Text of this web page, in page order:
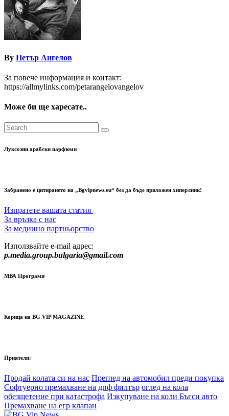
By Петър Ангелов
За повече информация и контакт:
https://allmylinks.com/petarangelovangelov
Може би ще харесате..
Луксозни арабски парфюми
Забранено е цитирането на „Bgvipnews.eu“ без да бъде приложен хиперлинк!
Изпратете вашата статия
За връзка с нас
За медиино партньорство
Използвайте e-mail адрес:
p.media.group.bulgaria@gmail.com
МВА Програми
Корица на BG VIP MAGAZINE
Приятели:
Продай колата си на нас Преглед на автомобил преди покупка
Софтуерно премахване на дпф филтър оглед на кола
обезщетение при катастрофа Изкупуване на коли Бъгси авто
Премахване на егр клапан